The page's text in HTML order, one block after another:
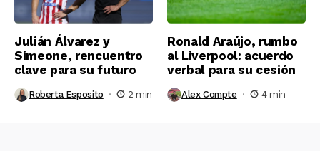
Julián Álvarez y
Simeone, rencuentro
clave para su futuro
Roberta Esposito 2 min
Ronald Araújo, rumbo
al Liverpool: acuerdo
verbal para su cesión
Alex Compte 4 min